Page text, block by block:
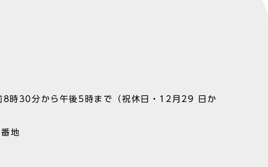
8時30分から午後5時まで（祝休日・12月29 日か
地